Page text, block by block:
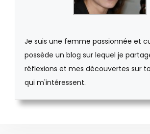
Je suis une femme passionnée et
possède un blog sur lequel je
réflexions et mes découvertes sur
qui m'intéressent.